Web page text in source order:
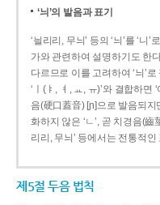
‘늬’의 발음과 표기
‘늴리리, 무늬’ 등의 ‘늬’를 ‘니
가와 관련하여 설명하기도 한다.
다르므로 이를 고려하여 ‘늬’
‘ㅣ(ㅑ, ㅕ, ㅛ, ㅠ)’와 결합하면
음(硬口蓋音) [ɲ]으로 발음되지
화하지 않은 ‘ㄴ’, 곧 치경음(
리리, 무늬’ 등에서는 전통적인
제5절 두음 법칙